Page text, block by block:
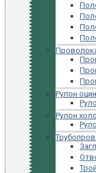
Рулон
Рулон